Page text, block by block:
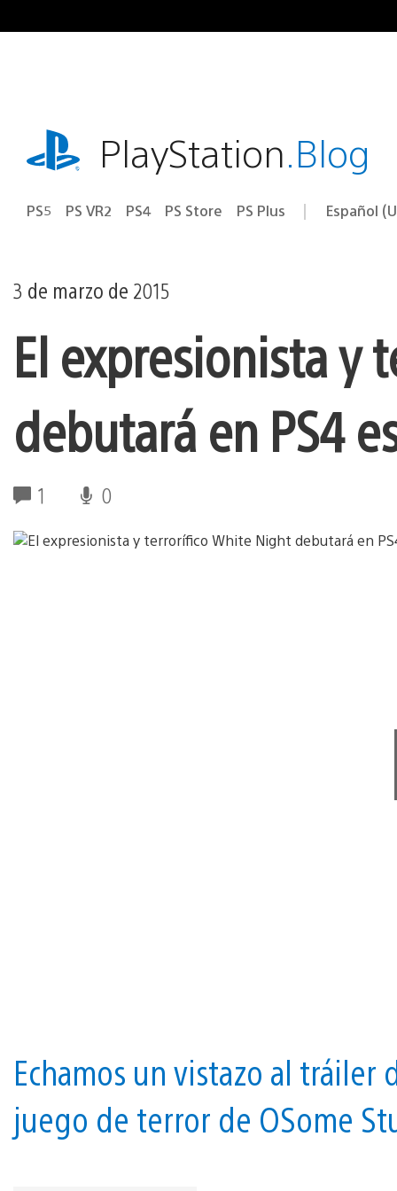
al
playstation.comPlayStation.Blog
PS5 PS VR2 PS4 PS Store PS Plus Región
Español
3 de marzo de 2015
El expresionista y
debutará en PS4
1 0
Echamos un vistazo al
juego de terror de OSome